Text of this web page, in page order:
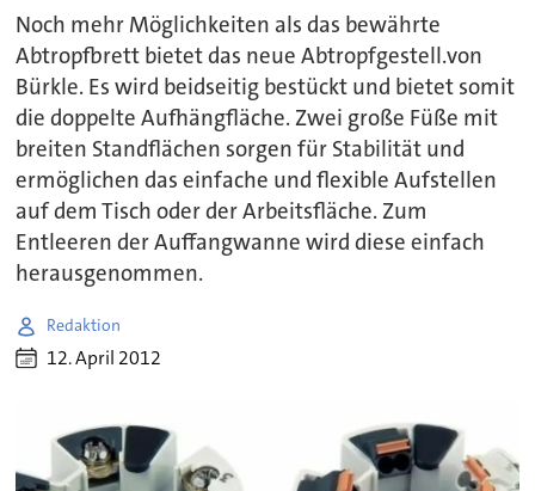
Noch mehr Möglichkeiten als das bewährte
Abtropfbrett bietet das neue Abtropfgestell.von
Bürkle. Es wird beidseitig bestückt und bietet somit
die doppelte Aufhängfläche. Zwei große Füße mit
breiten Standflächen sorgen für Stabilität und
ermöglichen das einfache und flexible Aufstellen
auf dem Tisch oder der Arbeitsfläche. Zum
Entleeren der Auffangwanne wird diese einfach
herausgenommen.
Redaktion
12. April 2012